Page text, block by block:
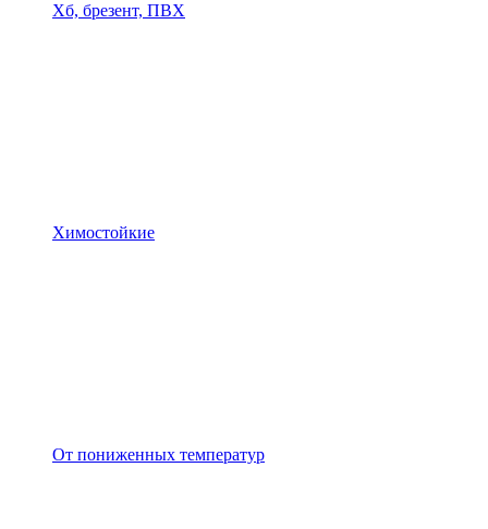
Хб, брезент, ПВХ
Химостойкие
От пониженных температур